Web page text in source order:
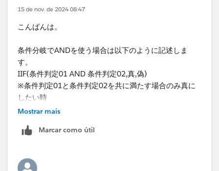
15 de nov. de 2024 08:47
こんばんは。
条件分岐でANDを使う場合は以下のように記述しま
す。
IIF(条件判定01 AND 条件判定02,真,偽)
※条件判定01と条件判定02を共に満たす場合のみ真に
したい時
方になります！
Mostrar mais
Marcar como útil